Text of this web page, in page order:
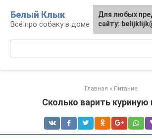
контенту
Белый Клык
Всё про собаку в доме
Главная » Питание
Сколько варить куриную
Для любых
сайту: